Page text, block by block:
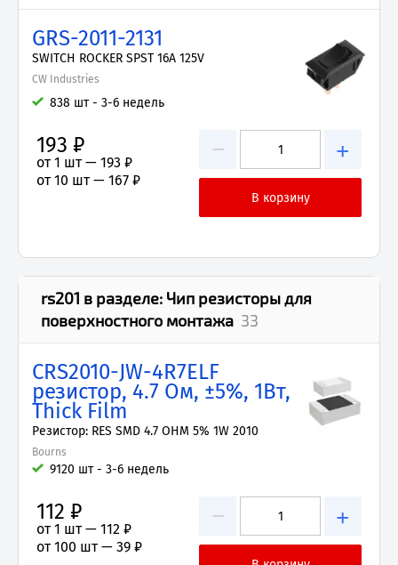
GRS-2011-2131
SWITCH ROCKER SPST 16A 125V
CW Industries
838 шт - 3-6 недель
− +
193 ₽
от 1 шт — 193 ₽
от 10 шт — 167 ₽
rs201 в разделе: Чип резисторы для
поверхностного монтажа 33
CRS2010-JW-4R7ELF
резистор, 4.7 Ом, ±5%, 1Вт,
Thick Film
Резистор: RES SMD 4.7 OHM 5% 1W 2010
Bourns
9120 шт - 3-6 недель
− +
112 ₽
от 1 шт — 112 ₽
от 100 шт — 39 ₽